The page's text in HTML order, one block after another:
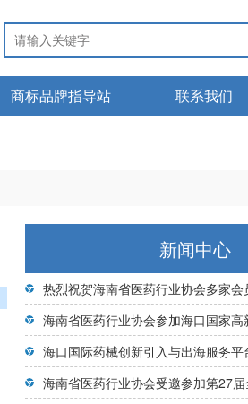
商标品牌指导站 联系我们
新闻中心
热烈祝贺海南省医药行业协会多家会
海南省医药行业协会参加海口国家高
海口国际药械创新引入与出海服务平
海南省医药行业协会受邀参加第27